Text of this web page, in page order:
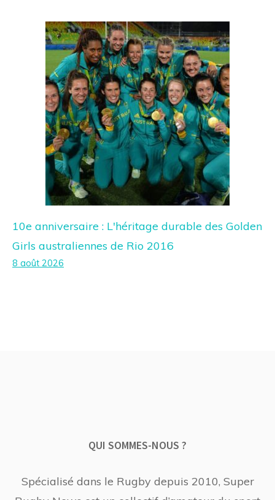
10e anniversaire : L'héritage durable des Golden
Girls australiennes de Rio 2016
8 août 2026
QUI SOMMES-NOUS ?
Spécialisé dans le Rugby depuis 2010, Super